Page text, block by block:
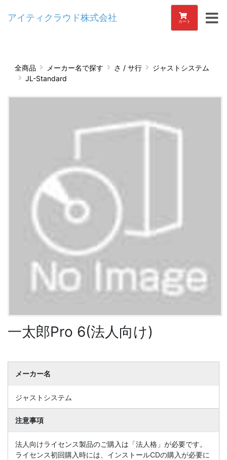
アイティクラウド株式会社 カート
全商品 メーカー名で探す さ / サ行
ジャストシステム
JL-Standard
一太郎Pro 6(法人向け)
メーカー名
ジャストシステム
注意事項
法人向けライセンス製品のご購入は「法人格」が必要です。
ライセンス初回購入時には、インストールCDの購入が必要に